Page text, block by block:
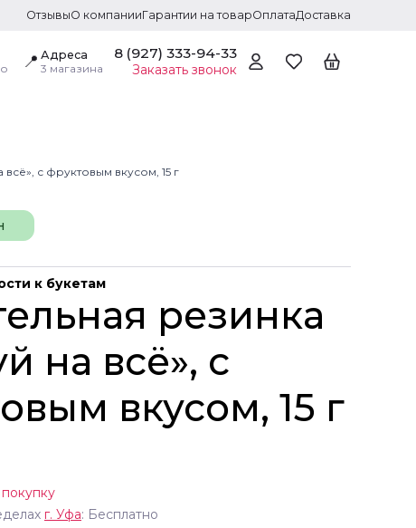
ОтзывыО компанииГарантии на товарОплатаДоставка
📍 Адреса
3 магазина
8 (927) 333-94-33
Заказать звонок
с фруктовым вкусом, 15 г
к букетам
резинка
на всё», с
вкусом, 15 г
г. Уфа: Бесплатно